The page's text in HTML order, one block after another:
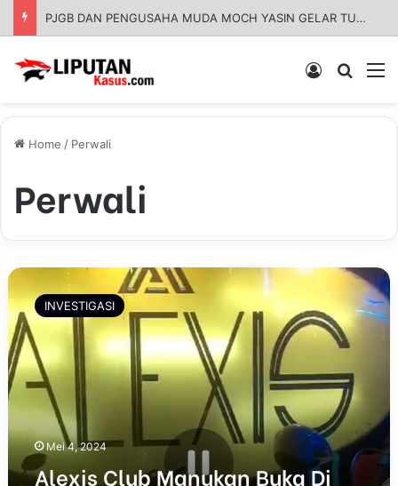
PJGB DAN PENGUSAHA MUDA MOCH YASIN GELAR TURNAMEN CATUR UMUM DI DESA NGBLAK BALUNG PANGGANG
Log In
Home / Perwali
Perwali
A
e
x
i
s
C
b
INVESTIGASI
Mei 4, 2024
Alexis Club Manukan Buka Di